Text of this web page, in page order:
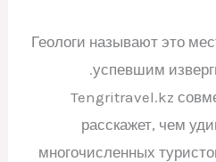
Геологи называют это
успевшим
Tengritravel.kz
расскажет, чем
многочисленных